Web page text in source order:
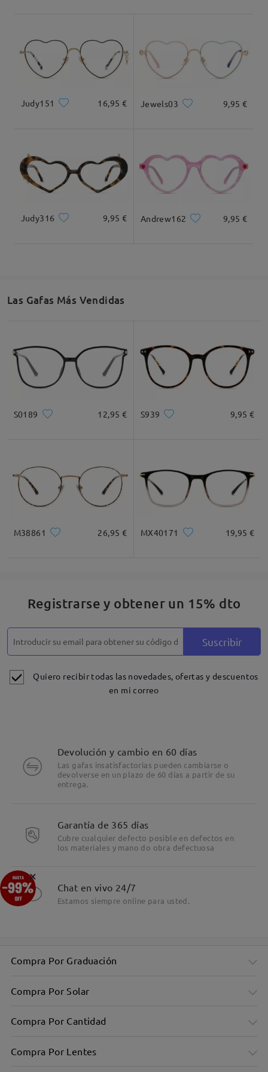
Tipo Rostro: Longitud Rostro: Ancho Rostro:
Recomendación de Rostro
* Solo Para Referencia
Llegado
Judy151 16,95 € Jewels03 9,95 €
Judy316 9,95 € Andrew162 9,95 €
Las Gafas Más Vendidas
S0189 12,95 € S939 9,95 €
M38861 26,95 € MX40171 19,95 €
Registrarse y obtener un 15% dto
Suscribir
Quiero recibir todas las novedades, ofertas y descuentos
en mi correo
Devolución y cambio en 60 días
Las gafas insatisfactorias pueden cambiarse o
devolverse en un plazo de 60 días a partir de su
entrega.
Garantía de 365 días
Cubre cualquier defecto posible en defectos en
los materiales y mano do obra defectuosa
Chat en vivo 24/7
Estamos siempre online para usted.
Compra Por Graduación
Compra Por Solar
Compra Por Cantidad
Compra Por Lentes
×